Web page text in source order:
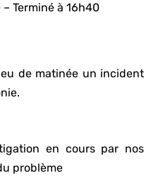
Terminé à 16h40
de matinée un incident
en cours par nos
problème